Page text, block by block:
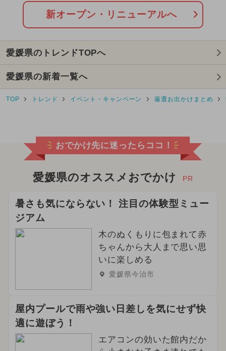
2025年2月のイベント
2026年8月のイベント
2026年7月のイベント
2026年5月のイベント 冬休み
2025年4月のイベント
2025年1月のイベント 日帰り
キャラクター 2024年9月のイベント
ポケモン
2025年5月のイベント
2024年8月のイベント
2024年6月のイベント 職業体験
2026年4月のイベント ディズニー
新オープン・リニューアルへ
愛媛県のトレンドTOPへ
愛媛県の新着一覧へ
TOP トレンド イベント・キャンペーン 厳選お出かけまとめ
おでかけ先に迷ったらココ！
愛媛県のオススメおでかけ PR
暑さも気にならない！ 注目の体験型ミュー
ジアム
木のぬくもりに包まれて赤
ちゃんから大人まで思い思
いに楽しめる
愛媛県今治市
屋内プールで雨や強い日差しを気にせず快
適に遊ぼう！
エアコンの効いた館内だか